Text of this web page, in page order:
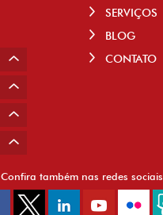
SERVIÇOS
BLOG
CONTATO
Confira também nas redes sociais